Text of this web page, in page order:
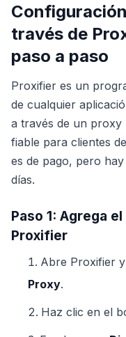
través de
paso a paso
Proxifier es un
de cualquier
a través de un proxy
fiable para clientes
es de pago, pero
días.
Paso 1: Agrega
Proxifier
Abre Proxifier
Proxy.
Haz clic en el